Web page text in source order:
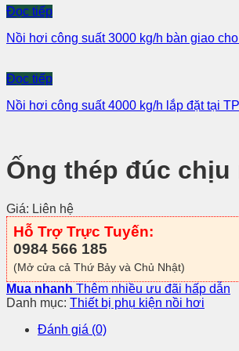
Đọc tiếp
Nồi hơi công suất 3000 kg/h bàn giao
Đọc tiếp
Nồi hơi công suất 4000 kg/h lắp đặt tại
Ống thép đúc chịu
Giá: Liên hệ
Hỗ Trợ Trực Tuyến:
0984 566 185
(Mở cửa cả Thứ Bảy và Chủ Nhật)
Mua nhanh Thêm nhiều ưu đãi hấp dẫn
Danh mục: Thiết bị phụ kiện nồi hơi
Đánh giá (0)